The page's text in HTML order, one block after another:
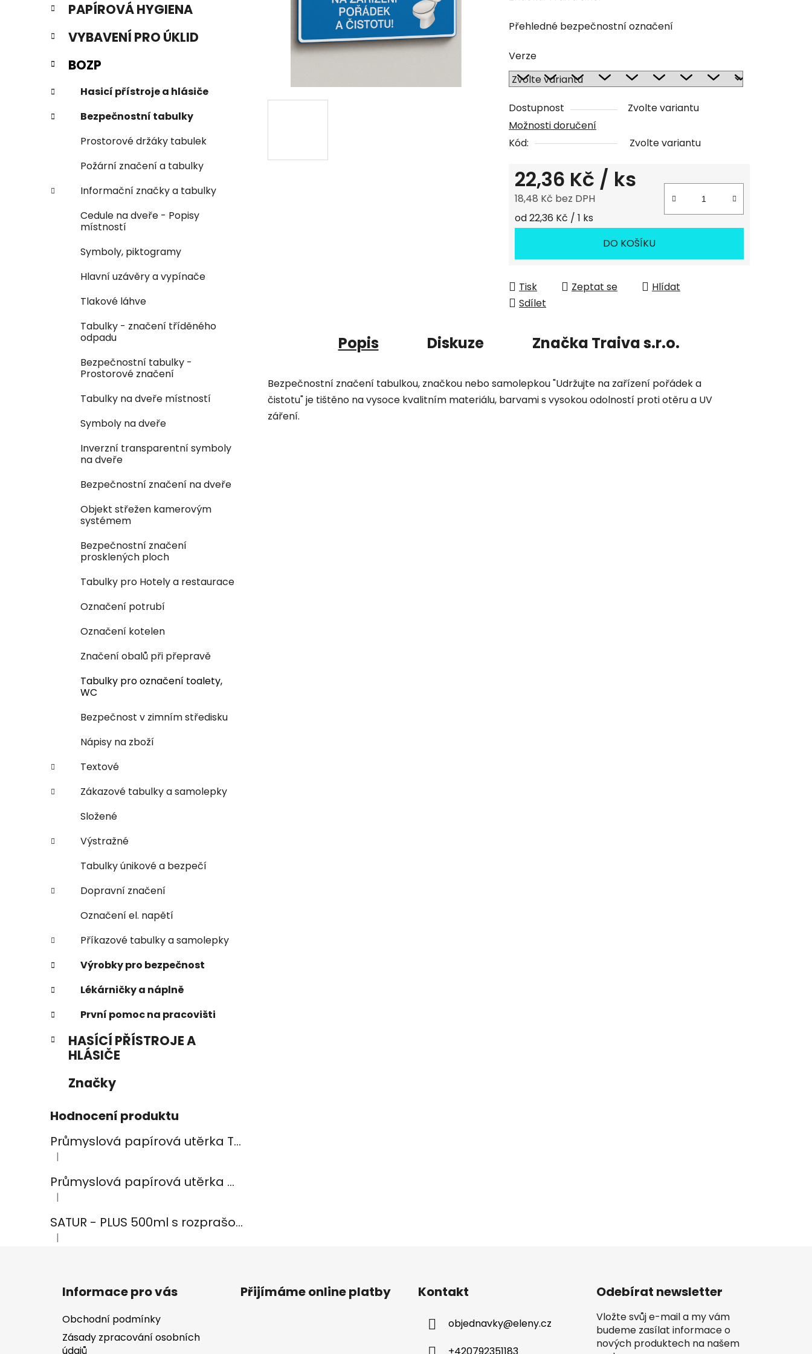
n
n
í
p
n
l
i
PAPÍROVÁ HYGIENA
VYBAVENÍ PRO ÚKLID
BOZP
Hasicí přístroje a hlásiče
Bezpečnostní tabulky
Prostorové držáky tabulek
Požární značení a tabulky
Informační značky a tabulky
Cedule na dveře - Popisy
místností
Symboly, piktogramy
Hlavní uzávěry a vypínače
Tlakové láhve
Tabulky - značení tříděného
odpadu
Bezpečnostní tabulky -
Prostorové značení
Tabulky na dveře místností
Symboly na dveře
Inverzní transparentní symboly
na dveře
Bezpečnostní značení na dveře
Objekt střežen kamerovým
systémem
Bezpečnostní značení
prosklených ploch
Tabulky pro Hotely a restaurace
Označení potrubí
Označení kotelen
Značení obalů při přepravě
Tabulky pro označení toalety,
WC
Bezpečnost v zimním středisku
Nápisy na zboží
Textové
Zákazové tabulky a samolepky
Složené
Výstražné
Tabulky únikové a bezpečí
Dopravní značení
Označení el. napětí
Příkazové tabulky a samolepky
Výrobky pro bezpečnost
Lékárničky a náplně
První pomoc na pracovišti
HASÍCÍ PŘÍSTROJE A
HLÁSIČE
Značky
Hodnocení produktu
Průmyslová papírová utěrka TEMCA PROFIX Durex plus - 2ks
Hodnocení produktu je 5 z 5 hvězdiček.
|
Průmyslová papírová utěrka CELTEX Smart White 800, šířka 24cm, 2vrstvy
Hodnocení produktu je 5 z 5 hvězdiček.
|
SATUR - PLUS 500ml s rozprašovačem na koupelny
Hodnocení produktu je 5 z 5 hvězdiček.
|
je
z
5
Přehledné bezpečnostní označení
Verze
Dostupnost
Zvolte variantu
Možnosti doručení
Kód:
Zvolte variantu
22,36 Kč / ks
18,48 Kč bez DPH
Měrná cena:
od 22,36 Kč / 1 ks
DO KOŠÍKU
Tisk Zeptat se
Hlídat
Sdílet
Popis Diskuze Značka Traiva s.r.o.
Bezpečnostní značení tabulkou, značkou nebo samolepkou "Udržujte na zařízení pořádek a
čistotu" je tištěno na vysoce kvalitním materiálu, barvami s vysokou odolností proti otěru a UV
záření.
Informace pro vás
Obchodní podmínky
Zásady zpracování osobních
údajů
Přijímáme online platby Kontakt
objednavky@eleny.cz
Odebírat newsletter
Vložte svůj e-mail a my vám
budeme zasílat informace o
nových produktech na našem